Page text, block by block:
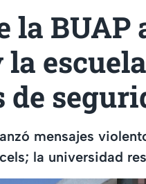
la BUAP
la
de
mensajes
la universidad